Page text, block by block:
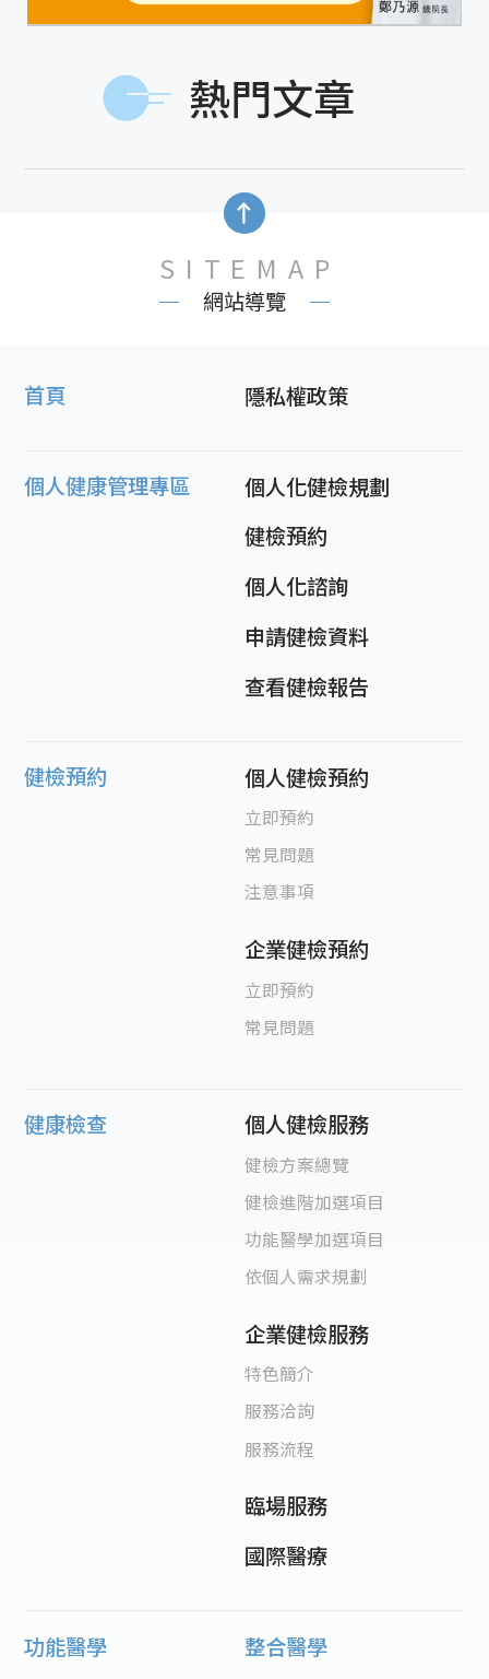
熱門文章
SITEMAP
網站導覽
首頁 隱私權政策
個人健康管理專區
個人化健檢規劃
健檢預約
個人化諮詢
申請健檢資料
查看健檢報告
健檢預約 個人健檢預約
立即預約
常見問題
注意事項
企業健檢預約
立即預約
常見問題
健康檢查 個人健檢服務
健檢方案總覽
健檢進階加選項目
功能醫學加選項目
依個人需求規劃
企業健檢服務
特色簡介
服務洽詢
服務流程
臨場服務
國際醫療
功能醫學
整合醫學